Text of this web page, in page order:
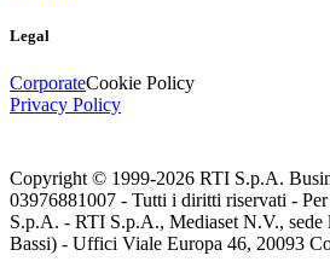
Legal
CorporateCookie Policy
Privacy Policy
Copyright © 1999-2026 RTI S.p.A.
03976881007 - Tutti i diritti riservati -
S.p.A. - RTI S.p.A., Mediaset N.V., sede
Bassi) - Uffici Viale Europa 46, 20093